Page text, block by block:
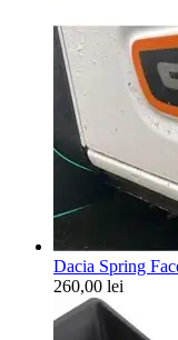
Dacia Spring
260,00 lei